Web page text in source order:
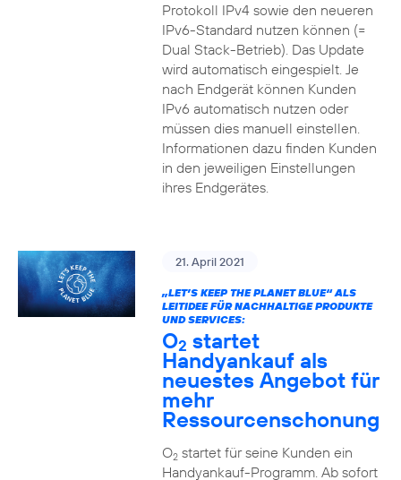
Protokoll IPv4 sowie den neueren
IPv6-Standard nutzen können (=
Dual Stack-Betrieb). Das Update
wird automatisch eingespielt. Je
nach Endgerät können Kunden
IPv6 automatisch nutzen oder
müssen dies manuell einstellen.
Informationen dazu finden Kunden
in den jeweiligen Einstellungen
ihres Endgerätes.
21. April 2021
„LET’S KEEP THE PLANET BLUE“ ALS
LEITIDEE FÜR NACHHALTIGE PRODUKTE
UND SERVICES:
O2 startet
Handyankauf als
neuestes Angebot für
mehr
Ressourcenschonung
O2startet für seine Kunden ein
Handyankauf-Programm. Ab sofort